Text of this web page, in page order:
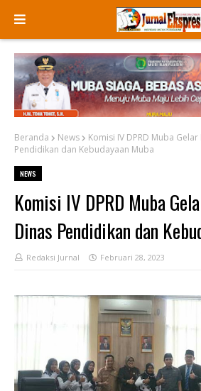
Beranda News
Komisi IV DPRD Muba
Pendidikan dan Kebudayaan Muba
NEWS
Komisi IV DPRD Muba
Dinas Pendidikan dan
Redaksi Jurnal Februari 28, 2023